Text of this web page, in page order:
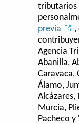
tributarios
previa
,
Agencia
Abanilla,
Caravaca,
Álamo,
Alcázares,
Murcia,
Pacheco y